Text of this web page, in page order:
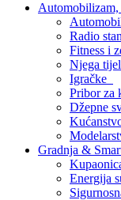
Radio
Fitness i
Njega
Igračke
Pribor za
Džepne
Gradnja &
Energija